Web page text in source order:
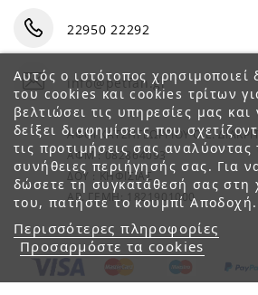
Αυτός ο ιστότοπος χρησιμοποιεί
του cookies και cookies τρίτων
βελτιώσει τις υπηρεσίες μας
δείξει διαφημίσεις που
τις προτιμήσεις σας αναλύοντας
συνήθειες περιήγησής σας. Για
δώσετε τη συγκατάθεσή σας στη
του, πατήστε το κουμπί Αποδοχή.
Περισσότερες πληροφορίες
Προσαρμόστε τα cookies
22950 22292
info@petfan.gr
ΑΦΟΙ ΧΑΤΖΗΓΕΩΡΓΙΟΥ Ο.Ε.
ΑΦΜ : 082864093
ΔΟΥ : ΚΗΦΙΣΙΑΣ
ΑΡ. ΓΕΜΗ: 1821901000